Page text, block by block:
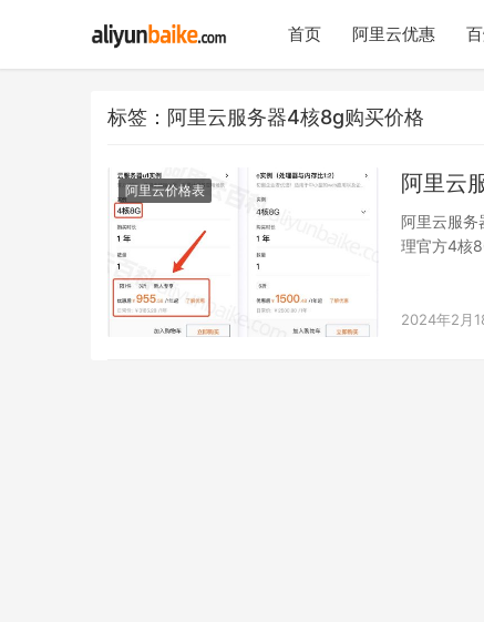
首页 阿里云优惠
标签：阿里云服务器4核8g购买价格
阿里云价格表 阿里云
阿里云服
理官方4核
2024年2月